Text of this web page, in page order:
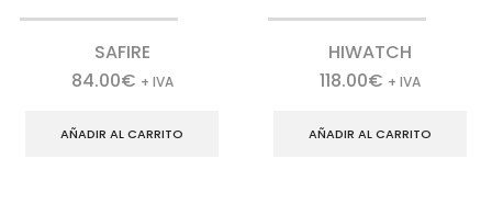
SAFIRE
84.00€ + IVA
AÑADIR AL CARRITO
HIWATCH
118.00€ + IVA
AÑADIR AL CARRITO